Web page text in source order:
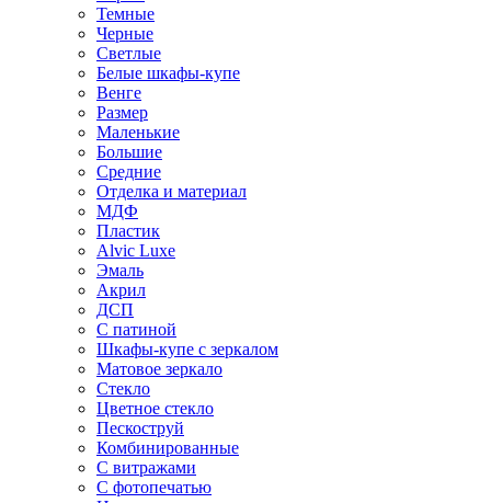
Темные
Черные
Светлые
Белые шкафы-купе
Венге
Размер
Маленькие
Большие
Средние
Отделка и материал
МДФ
Пластик
Alvic Luxe
Эмаль
Акрил
ДСП
С патиной
Шкафы-купе с зеркалом
Матовое зеркало
Стекло
Цветное стекло
Пескоструй
Комбинированные
С витражами
С фотопечатью